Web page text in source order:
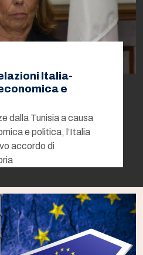
Italia-
e
dalla Tunisia a causa
e politica, l’Italia
accordo di